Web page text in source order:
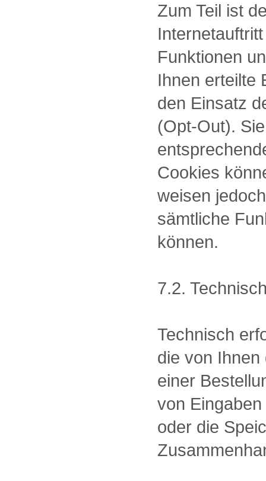
Zum Teil ist
Funktionen
Ihnen erteilte
den Einsatz
(Opt-Out).
Cookies
weisen
sämtliche
können.
7.2.
Technisch
die von
einer
von
oder die